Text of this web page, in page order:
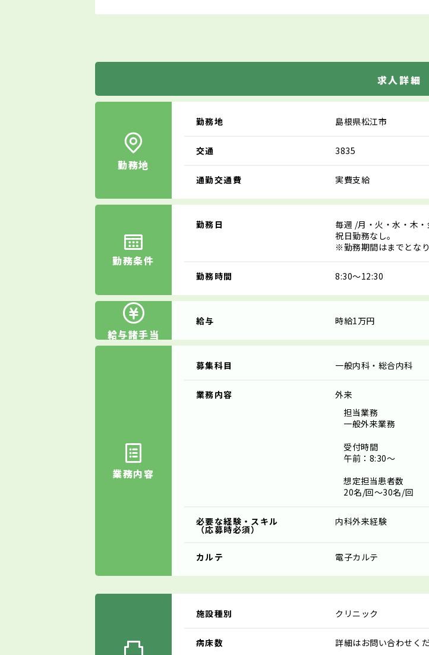
求人詳細
勤務地
勤務地 島根県松江市
交通 3835
通勤交通費 実費支給
勤務条件
勤務日 毎週 /月・火・水・木・
祝日勤務なし。
※勤務期間はまでとなり
勤務時間 8:30～12:30
給与諸手当
給与 時給1万円
業務内容
募集科目 一般内科・総合内科
業務内容
外来
担当業務
一般外来業務
受付時間
午前：8:30～
想定担当患者数
20名/回～30名/回
必要な経験・スキル
（応募時必須）
内科外来経験
カルテ 電子カルテ
施設種別 クリニック
病床数 詳細はお問い合わせく